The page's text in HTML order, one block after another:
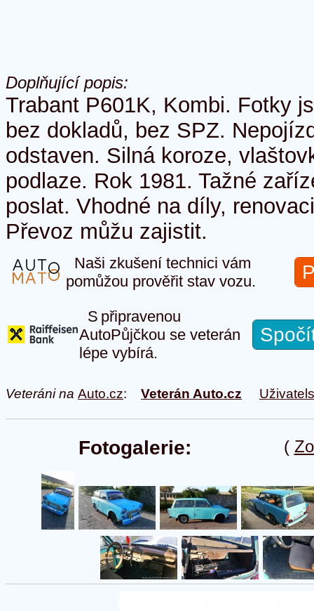
Doplňující popis:
Trabant P601K, Kombi. Fotky
bez dokladů, bez SPZ.
odstaven. Silná koroze,
podlaze. Rok 1981. Tažné
poslat. Vhodné na díly,
Převoz můžu zajistit.
Naši zkušení technici vám
pomůžou prověřit stav vozu.
S připravenou
AutoPůjčkou se veterán
lépe vybírá.
Veteráni na Auto.cz: Veterán Auto.cz
(
Fotogalerie: